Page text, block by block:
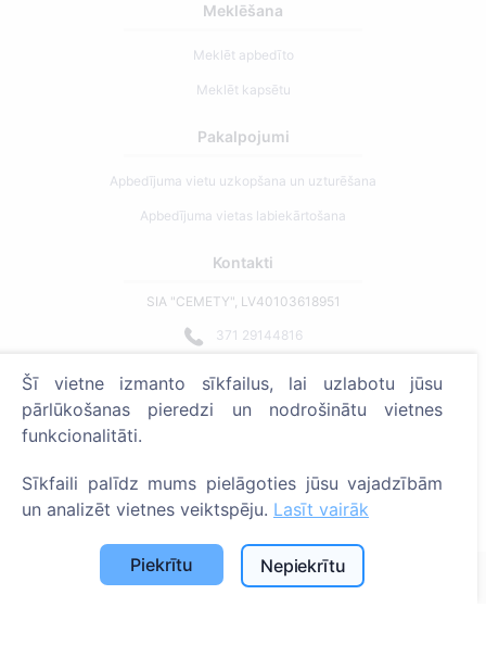
Meklēšana
Meklēt apbedīto
Meklēt kapsētu
Pakalpojumi
Apbedījuma vietu uzkopšana un uzturēšana
Apbedījuma vietas labiekārtošana
Kontakti
SIA "CEMETY", LV40103618951
371 29144816
Strādājam visā Latvijā!
Administratoriem
© 2013 - 2026 Cemety Visas tiesības aizsargātas
Privātuma politika un noteikumi.
Šī vietne izmanto sīkfailus, lai uzlabotu jūsu
pārlūkošanas pieredzi un nodrošinātu vietnes
funkcionalitāti.
Sīkfaili palīdz mums pielāgoties jūsu vajadzībām
un analizēt vietnes veiktspēju. Lasīt vairāk
Piekrītu Nepiekrītu